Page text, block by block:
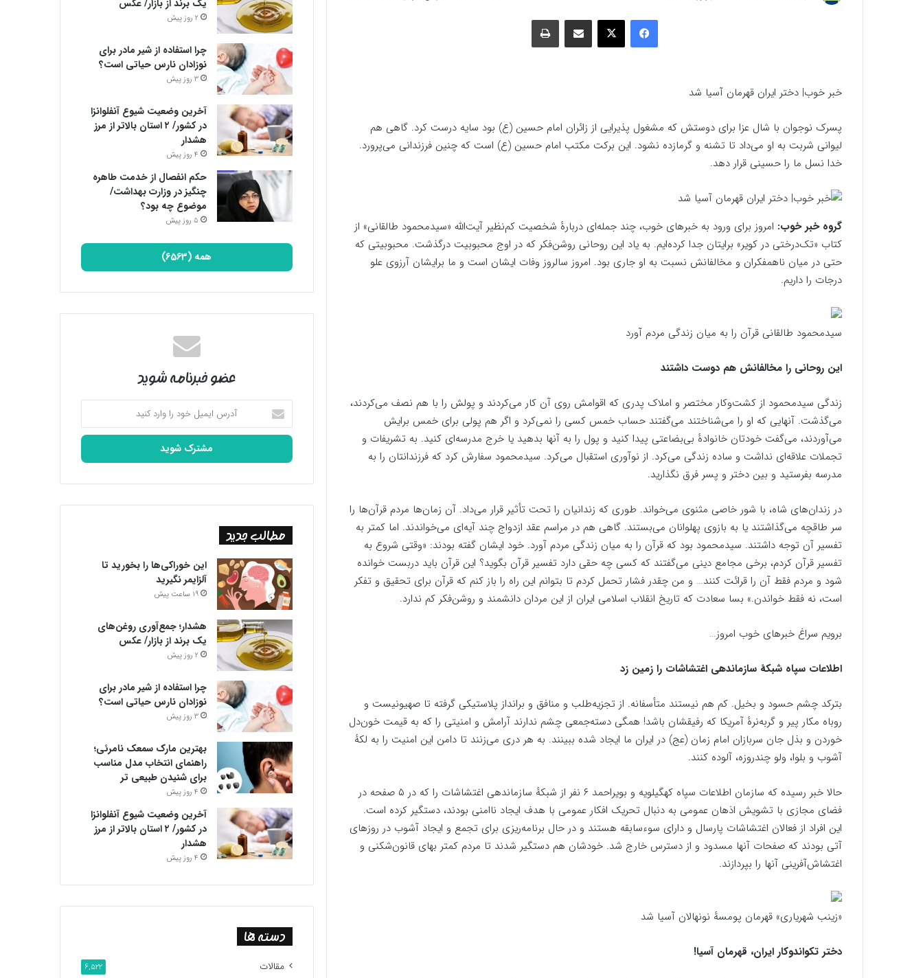
فیسبوک ایکس اشتراک گذاری با ایمیل چاپ
خبر خوب| دختر ایران قهرمان آسیا شد
پسرک نوجوان با شال عزا برای دوستش که مشغول پذیرایی از زائران امام حسین (ع) بود سایه درست کرد. گاهی هم
لیوانی شربت به او می‌داد تا تشنه و گرمازده نشود. این برکت مکتب امام حسین (ع) است که چنین فرزندانی می‌پرورد.
خدا نسل ما را حسینی قرار دهد.
گروه خبر خوب: امروز برای ورود به خبرهای خوب، چند جمله‌ای دربارهٔ شخصیت کم‌نظیر آیت‌الله «سیدمحمود طالقانی» از
کتاب «تک‌درختی در کویر» برایتان جدا کرده‌ایم. به یاد این روحانی روشن‌فکر که در اوج محبوبیت درگذشت. محبوبیتی که
حتی در میان ناهمفکران و مخالفانش نسبت به او جاری بود. امروز سالروز وفات ایشان است و ما برایشان آرزوی علو
درجات را داریم.
سیدمحمود طالقانی قرآن را به میان زندگی مردم آورد
این روحانی را مخالفانش هم دوست داشتند
زندگی سیدمحمود از کشت‌وکار مختصر و املاک پدری‌ که اقوامش روی آن کار می‌کردند و پولش را با هم نصف می‌کردند،
می‌گذشت. آنهایی که او را می‌شناختند می‌گفتند حساب خمس کسی را نمی‌کرد و اگر هم پولی برای خمس برایش
می‌آوردند، می‌گفت خودتان خانوادهٔ بی‌بضاعتی پیدا کنید و پول را به آنها بدهید یا خرج مدرسه‌ای کنید. به تشریفات و
تجملات علاقه‌ای نداشت و ساده زندگی می‌کرد. از نوآوری استقبال می‌کرد. سیدمحمود سفارش کرد که فرزندانتان را به
مدرسه بفرستید و بین دختر و پسر فرق نگذارید.
در زندان‌های شاه، با شور خاصی مثنوی می‌خواند. طوری که زندانیان را تحت تأثیر قرار می‌داد. آن زمان‌ها مردم قرآن‌ها را
سر طاقچه می‌گذاشتند یا به بازوی پهلوانان می‌بستند. گاهی هم در مراسم عقد ازدواج چند آیه‌ای می‌خواندند. اما کمتر به
تفسیر آن توجه داشتند. سیدمحمود بود که قرآن را به میان زندگی مردم آورد. خود ایشان گفته بودند: «وقتی شروع به
تفسیر قرآن کردم، برخی مجامع دینی می‌گفتند که کسی چه حقی دارد تفسیر قرآن بگوید؟ این قرآن باید دربست خوانده
شود و مردم فقط آن را قرائت کنند… و من چقدر فشار تحمل کردم تا بتوانم این راه را باز کنم که قرآن برای تحقیق و تفکر
است، نه فقط خواندن.» بسا سعادت که تاریخ انقلاب اسلامی ایران از این مردان دانشمند و روشن‌فکر کم ندارد.
برویم سراغ خبرهای خوب امروز…
اطلاعات سپاه شبکهٔ سازماندهی اغتشاشات را زمین زد
بترکد چشم حسود و بخیل. کم هم نیستند متأسفانه. از تجزیه‌طلب و منافق و برانداز پلاستیکی گرفته تا صهیونیست و
روباه مکار پیر و گربه‌نرهٔ آمریکا که رفیقشان باشد! همگی دسته‌جمعی چشم ندارند آرامش و امنیتی را که به قیمت خون‌دل
خوردن و بذل جان سربازان امام زمان (عج) در ایران ما ایجاد شده ببینند. به هر دری می‌زنند تا دامن این امنیت را به لکهٔ
آشوب و بلوا، ولو چندروزه، آلوده کنند.
حالا خبر رسیده که سازمان اطلاعات سپاه کهگیلویه و بویراحمد ۶ نفر از شبکهٔ سازماندهی اغتشاشات را که در ۵ صفحه در
فضای مجازی با تشویش اذهان عمومی به دنبال تحریک افکار عمومی با هدف ایجاد ناامنی بودند، دستگیر کرده است.
این افراد از فعالان اغتشاشات پارسال و دارای سوءسابقه هستند و در حال برنامه‌ریزی برای تجمع و ایجاد آشوب در روزهای
آتی بودند که صفحات آنها مسدود و از دسترس خارج شد. خودشان هم دستگیر شدند تا مردم کمتر بهای قانون‌شکنی و
اغتشاش‌آفرینی آنها را بپردازند.
«زینب شهریاری» قهرمان پومسهٔ نونهالان آسیا شد
دختر تکواندوکار ایران، قهرمان آسیا!
یک برند از بازار/ عکس
2 روز پیش
چرا استفاده از شیر مادر برای
نوزادان نارس حیاتی است؟
3 روز پیش
آخرین وضعیت شیوع آنفلوانزا
در کشور/ ۲ استان بالاتر از مرز
هشدار
4 روز پیش
حکم انفصال از خدمت طاهره
چنگیز در وزارت بهداشت/
موضوع چه بود؟
5 روز پیش
همه (6563)
عضو خبرنامه شوید
آدرس
ایمیل
خود
وارد
مطالب جدید
این خوراکی‌ها را بخورید تا
آلزایمر نگیرید
19 ساعت پیش
هشدار؛ جمع‌آوری روغن‌های
یک برند از بازار/ عکس
2 روز پیش
چرا استفاده از شیر مادر برای
نوزادان نارس حیاتی است؟
3 روز پیش
بهترین مارک سمعک نامرئی؛
راهنمای انتخاب مدل مناسب
برای شنیدن طبیعی تر
4 روز پیش
آخرین وضعیت شیوع آنفلوانزا
در کشور/ ۲ استان بالاتر از مرز
هشدار
4 روز پیش
دسته ها
مقالات 6,522